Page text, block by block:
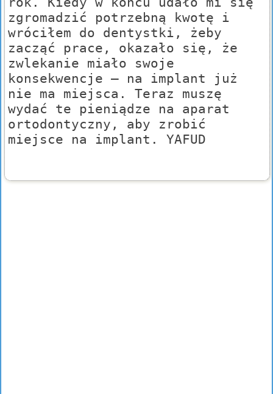
zgromadzić potrzebną kwotę i
wróciłem do dentystki, żeby
zacząć prace, okazało się, że
zwlekanie miało swoje
konsekwencje – na implant już
nie ma miejsca. Teraz muszę
wydać te pieniądze na aparat
ortodontyczny, aby zrobić
miejsce na implant. YAFUD